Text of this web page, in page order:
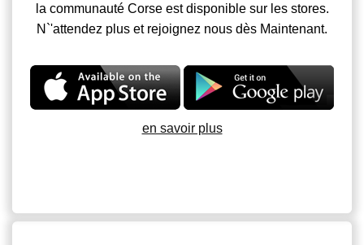
la communauté Corse est disponible sur les stores.
N`'attendez plus et rejoignez nous dès Maintenant.
en savoir plus